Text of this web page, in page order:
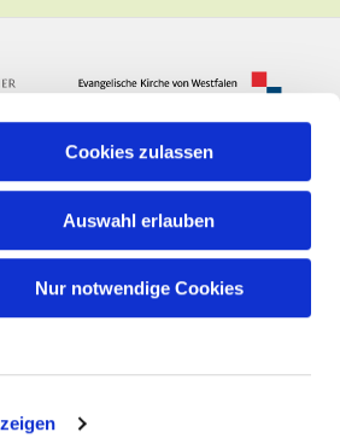
Cookies zulassen
Auswahl erlauben
Nur notwendige Cookies